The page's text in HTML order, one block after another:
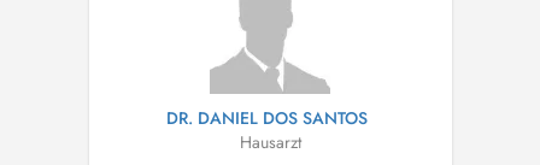
DR. DANIEL DOS SANTOS
Hausarzt